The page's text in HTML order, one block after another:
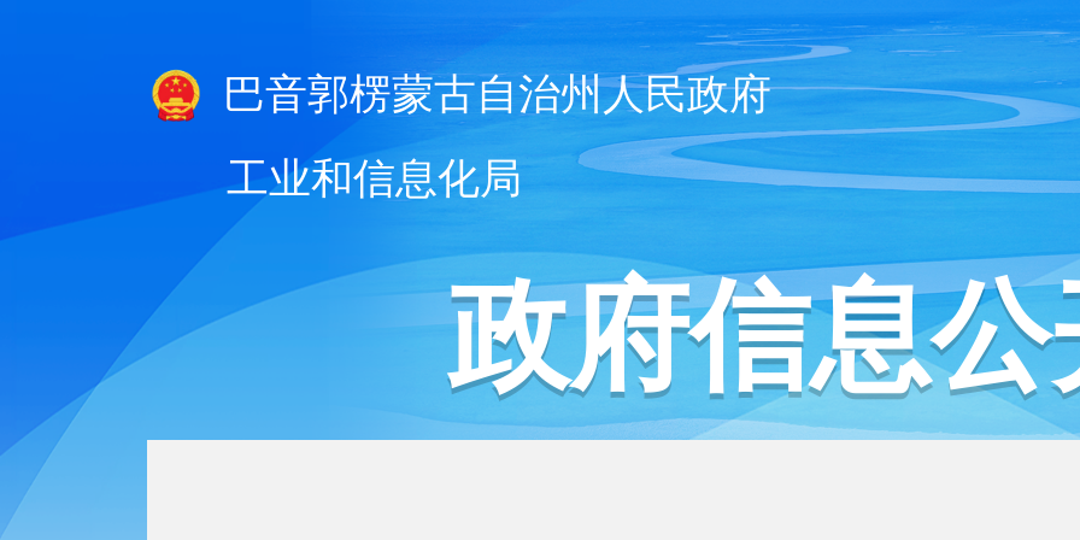
巴音郭楞蒙古自治州人民政府
工业和信息化局
政府信息公